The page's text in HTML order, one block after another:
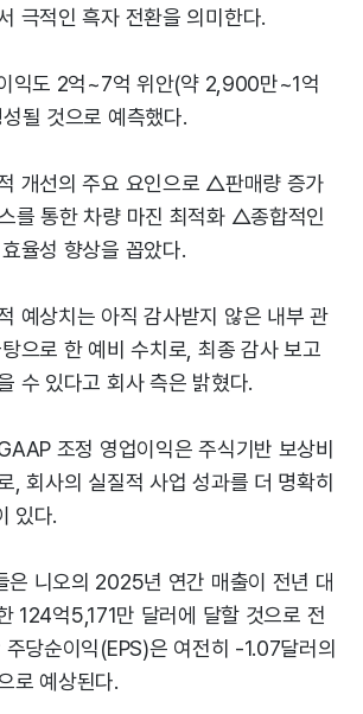
극적인 흑자 전환을 의미한다.
익도 2억~7억 위안(약 2,900만~1억
될 것으로 예측했다.
개선의 주요 요인으로 △판매량 증가
를 통한 차량 마진 최적화 △종합적인
율성 향상을 꼽았다.
예상치는 아직 감사받지 않은 내부 관
으로 한 예비 수치로, 최종 감사 보고
수 있다고 회사 측은 밝혔다.
조정 영업이익은 주식기반 보상비
, 회사의 실질적 사업 성과를 더 명확히
있다.
은 니오의 2025년 연간 매출이 전년 대
124억5,171만 달러에 달할 것으로 전
당순이익(EPS)은 여전히 -1.07달러의
로 예상된다.